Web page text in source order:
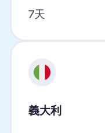
7天
義大利